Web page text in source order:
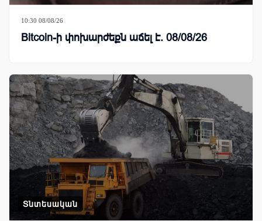
10:30 08/08/26
Bitcoin-ի փոխարժեքն աճել է. 08/08/26
Տնտեսական